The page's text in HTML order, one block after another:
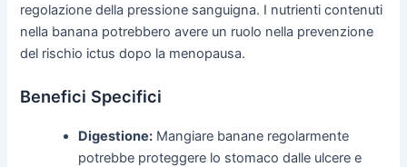
regolazione della pressione sanguigna. I nutrienti contenuti
nella banana potrebbero avere un ruolo nella prevenzione
del rischio ictus dopo la menopausa.
Benefici Specifici
Digestione: Mangiare banane regolarmente
potrebbe proteggere lo stomaco dalle ulcere e